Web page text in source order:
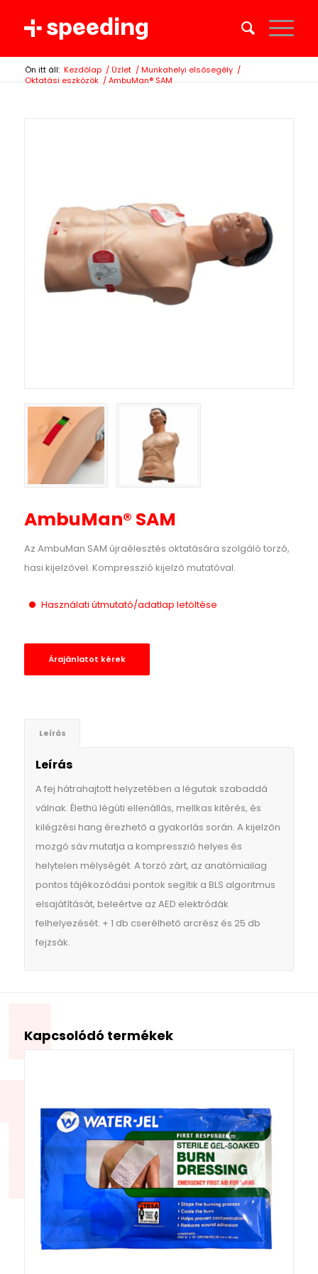
Ön itt áll: Kezdőlap / Üzlet / Munkahelyi elsősegély /
Oktatási eszközök / AmbuMan® SAM
AmbuMan® SAM
Az AmbuMan SAM újraélesztés oktatására szolgáló torzó,
hasi kijelzővel. Kompresszió kijelző mutatóval.
Használati útmutató/adatlap letöltése
Árajánlatot kérek
Leírás
Leírás
A fej hátrahajtott helyzetében a légutak szabaddá
válnak. Élethű légúti ellenállás, mellkas kitérés, és
kilégzési hang érezhető a gyakorlás során. A kijelzőn
mozgó sáv mutatja a kompresszió helyes és
helytelen mélységét. A torzó zárt, az anatómiailag
pontos tájékozódási pontok segítik a BLS algoritmus
elsajátítását, beleértve az AED elektródák
felhelyezését. + 1 db cserélhető arcrész és 25 db
fejzsák.
Kapcsolódó termékek